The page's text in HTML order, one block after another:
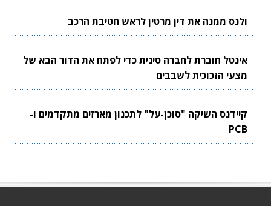
ולנס ממנה את דין מרטין לראש חטיבת הרכב
אינטל חוברת לחברה סינית כדי לפתח את הדור הבא של
מצעי הזכוכית לשבבים
קיידנס השיקה "סוכן-על" לתכנון מארזים מתקדמים ו-
PCB